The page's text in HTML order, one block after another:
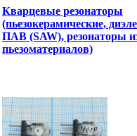
Кварцевые резонаторы
(пьезокерамические,
ПАВ (SAW), резонаторы
пьезоматериалов)